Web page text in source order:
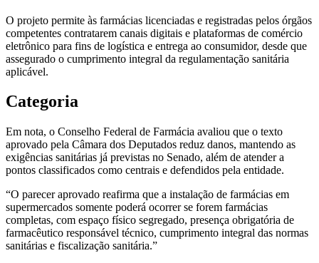
O projeto permite às farmácias licenciadas e registradas pelos órgãos
competentes contratarem canais digitais e plataformas de comércio
eletrônico para fins de logística e entrega ao consumidor, desde que
assegurado o cumprimento integral da regulamentação sanitária
aplicável.
Categoria
Em nota, o Conselho Federal de Farmácia avaliou que o texto
aprovado pela Câmara dos Deputados reduz danos, mantendo as
exigências sanitárias já previstas no Senado, além de atender a
pontos classificados como centrais e defendidos pela entidade.
“O parecer aprovado reafirma que a instalação de farmácias em
supermercados somente poderá ocorrer se forem farmácias
completas, com espaço físico segregado, presença obrigatória de
farmacêutico responsável técnico, cumprimento integral das normas
sanitárias e fiscalização sanitária.”